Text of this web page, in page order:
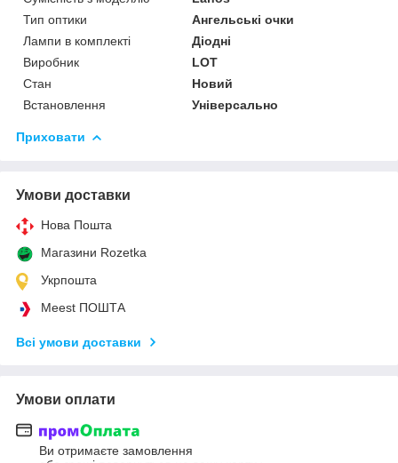
Тип оптики
Ангельські очки
Лампи в комплекті
Діодні
Виробник
LOT
Стан
Новий
Встановлення
Універсально
Приховати
Умови доставки
Нова Пошта
Магазини Rozetka
Укрпошта
Meest ПОШТА
Всі умови доставки
Умови оплати
Ви отримаєте замовлення